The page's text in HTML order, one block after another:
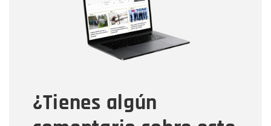
¿Tienes algún
Correo electrónico
Tipo de comentario
Mensaje